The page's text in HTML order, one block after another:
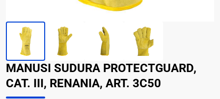
MANUSI SUDURA PROTECTGUARD,
CAT. III, RENANIA, ART. 3C50